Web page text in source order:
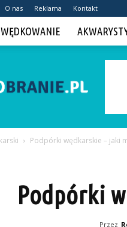
O nas Reklama Kontakt
WĘDKOWANIE
Podpórki wędkarskie – jaki
Podpórki
Przez